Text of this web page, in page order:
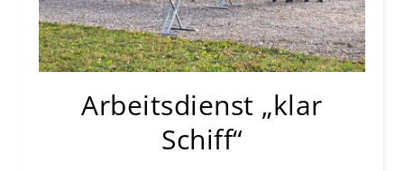
Arbeitsdienst „klar
Schiff“